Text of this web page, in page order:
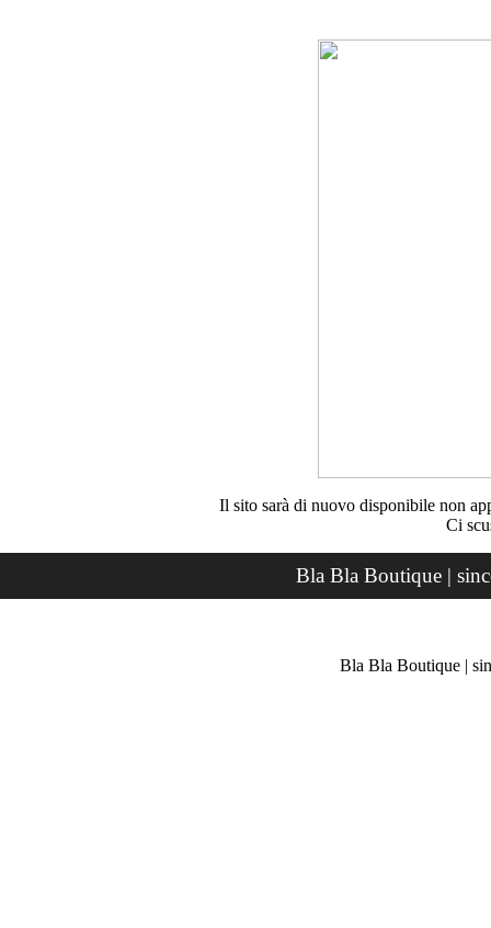
Il sito sarà di nuovo disponibile non
Ci
Bla Bla Boutique |
Bla Bla Boutique |